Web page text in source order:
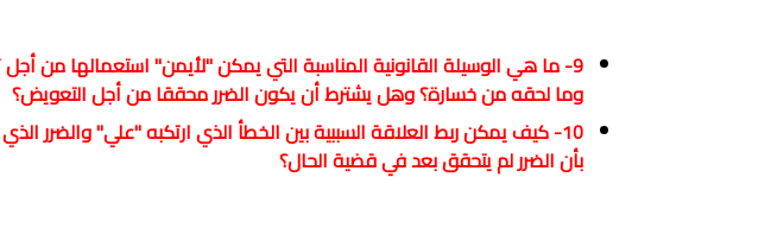
9- ما هي الوسيلة القانونية المناسبة التي يمكن "لأيمن" استعمالها
وما لحقه من خسارة؟ وهل يشترط أن يكون الضرر محققا من أجل التعويض؟
10- كيف يمكن ربط العلاقة السببية بين الخطأ الذي ارتكبه "علي" والضرر الذي لحق "أيمن"
بأن الضرر لم يتحقق بعد في قضية الحال؟